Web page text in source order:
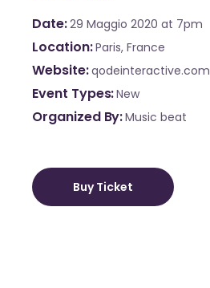
Date 29 Maggio 2020 at 7pm
Location Paris, France
Website qodeinteractive.com
Event Types New
Organized By Music beat
Buy Ticket